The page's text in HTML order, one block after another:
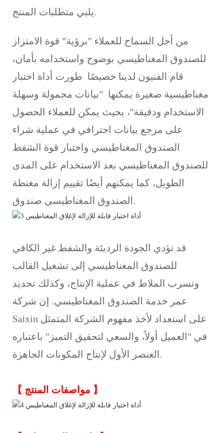
يلبي متطلبات المنتج.
من أجل السماح للعملاء "برؤية" قوة الامتزاز
للصندوق المغناطيسي بوضوح واستخدامه بأمان،
قام الفنيون لدينا خصيصًا طورت أداة اختبار
مغناطيسية صغيرة يمكنها "بيانات محمولة وسهلة
الاستخدام ودقيقة"، بحيث يمكن للعملاء الحصول
على مرجع بيانات احترافي في عملية شراء
الصندوق المغناطيسي واختبار قوة الشفط
للصندوق المغناطيسي بعد الاستخدام على المدى
الطويل، كما يمكنهم أيضًا تقييم إزالة مغنطة
الصندوق المغناطيسي صندوق.
قد تؤدي الجودة الرديئة والشفط غير الكافي
للصندوق المغناطيسي إلى تشغيل القالب
وتسرب الملاط في عملية الإنتاج، وكذلك تحديد
عمر خدمة الصندوق المغناطيسي. إن شركة
Saixin على استعداد لأخذ مفهوم الشركة المتمثل
في "العميل أولاً، والسعي لتحقيق التميز" باعتباره
العنصر الأول لإنتاج المكونات الجاهزة.
【 】